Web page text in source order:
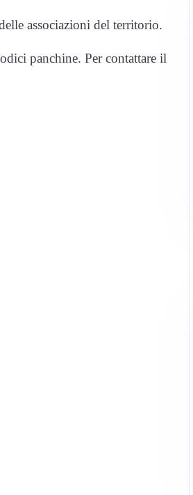
associazioni del territorio.
panchine. Per contattare il